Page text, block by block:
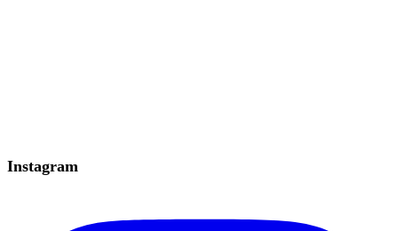
Instagram